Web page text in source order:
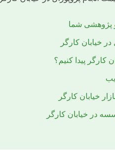
پژوهشی شما
خیابان کارگر
کارگر پیدا کنیم؟
خیابان کارگر
در خیابان کارگر